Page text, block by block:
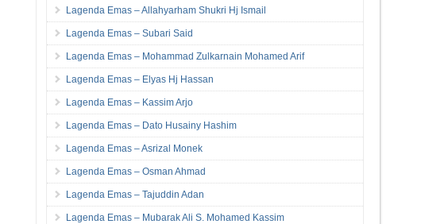
Lagenda Emas – Allahyarham Shukri Hj Ismail
Lagenda Emas – Subari Said
Lagenda Emas – Mohammad Zulkarnain Mohamed Arif
Lagenda Emas – Elyas Hj Hassan
Lagenda Emas – Kassim Arjo
Lagenda Emas – Dato Husainy Hashim
Lagenda Emas – Asrizal Monek
Lagenda Emas – Osman Ahmad
Lagenda Emas – Tajuddin Adan
Lagenda Emas – Mubarak Ali S. Mohamed Kassim